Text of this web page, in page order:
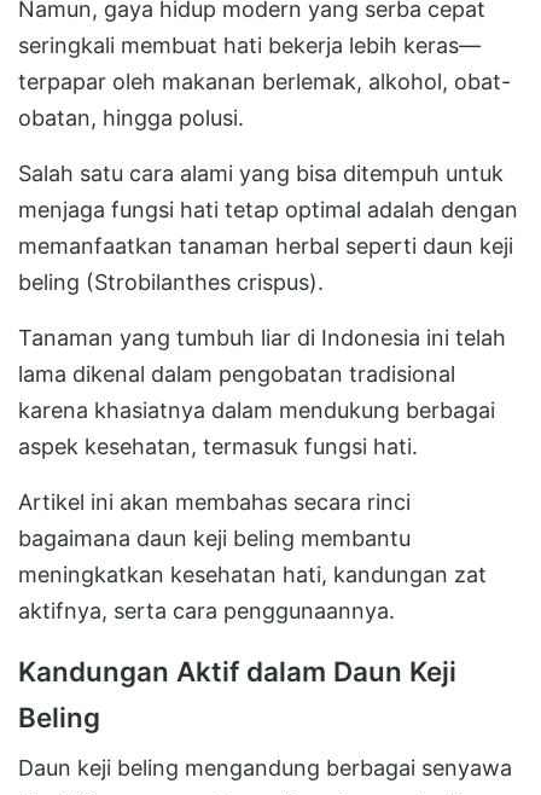
Namun, gaya hidup modern yang serba cepat
seringkali membuat hati bekerja lebih keras—
terpapar oleh makanan berlemak, alkohol, obat-
obatan, hingga polusi.
Salah satu cara alami yang bisa ditempuh untuk
menjaga fungsi hati tetap optimal adalah dengan
memanfaatkan tanaman herbal seperti daun keji
beling (Strobilanthes crispus).
Tanaman yang tumbuh liar di Indonesia ini telah
lama dikenal dalam pengobatan tradisional
karena khasiatnya dalam mendukung berbagai
aspek kesehatan, termasuk fungsi hati.
Artikel ini akan membahas secara rinci
bagaimana daun keji beling membantu
meningkatkan kesehatan hati, kandungan zat
aktifnya, serta cara penggunaannya.
Kandungan Aktif dalam Daun Keji
Beling
Daun keji beling mengandung berbagai senyawa